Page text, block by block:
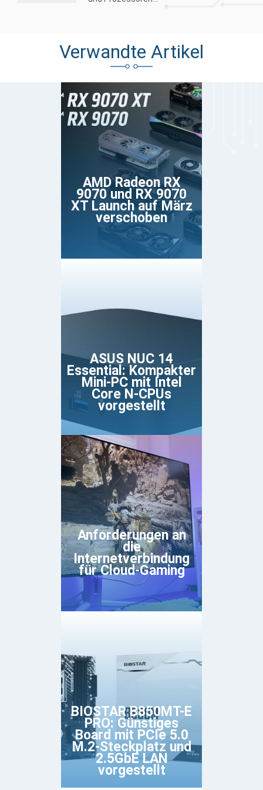
Verwandte Artikel
AMD Radeon RX
9070 und RX 9070
XT Launch auf März
verschoben
ASUS NUC 14
Essential: Kompakter
Mini-PC mit Intel
Core N-CPUs
vorgestellt
Anforderungen an
die
Internetverbindung
für Cloud-Gaming
BIOSTAR B850MT-E
PRO: Günstiges
Board mit PCIe 5.0
M.2-Steckplatz und
2.5GbE LAN
vorgestellt